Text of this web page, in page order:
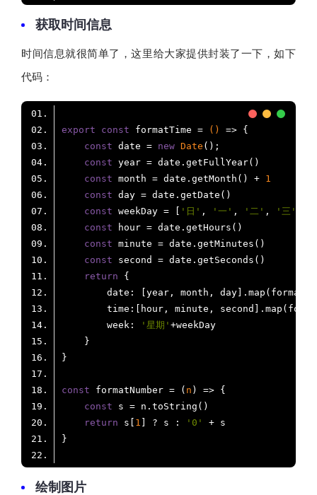
获取时间信息
时间信息就很简单了，这里给大家提供封装了一下，如下
代码：
export const formatTime = () =>
const date = new Date
const
const month = date.getMonth() + 1
const
const weekDay = [ '日' , '一' , '二' , '三'
const
const
const
return
date : [year, month,
time :[hour, minute,
week : '星期'
const formatNumber = ( n ) =>
const
return s[ 1 ] ? s : '0'
绘制图片